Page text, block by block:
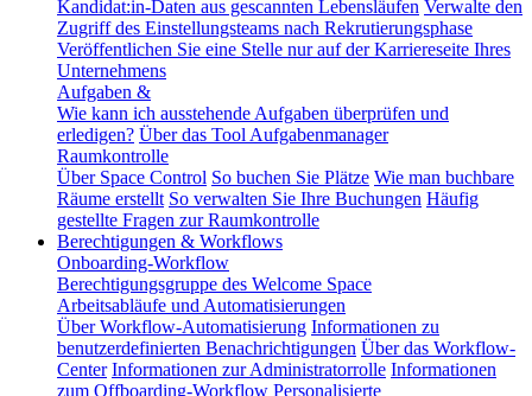
Kandidat:in-Daten aus gescannten Lebensläufen Verwalte den
Zugriff des Einstellungsteams nach Rekrutierungsphase
Veröffentlichen Sie eine Stelle nur auf der Karriereseite Ihres
Unternehmens
Aufgaben &
Wie kann ich ausstehende Aufgaben überprüfen und
erledigen? Über das Tool Aufgabenmanager
Raumkontrolle
Über Space Control So buchen Sie Plätze Wie man buchbare
Räume erstellt So verwalten Sie Ihre Buchungen Häufig
gestellte Fragen zur Raumkontrolle
Berechtigungen & Workflows
Onboarding-Workflow
Berechtigungsgruppe des Welcome Space
Arbeitsabläufe und Automatisierungen
Über Workflow-Automatisierung Informationen zu
benutzerdefinierten Benachrichtigungen Über das Workflow-
Center Informationen zur Administratorrolle Informationen
zum Offboarding-Workflow Personalisierte